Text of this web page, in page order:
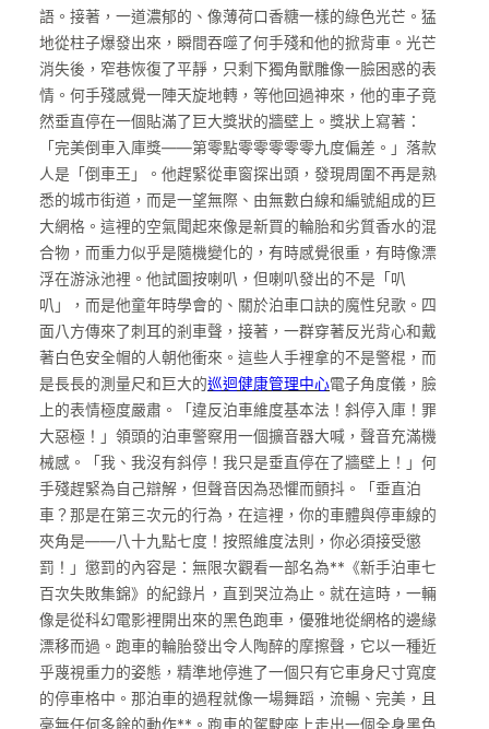
語。接著，一道濃郁的、像薄荷口香糖一樣的綠色光芒。猛
地從柱子爆發出來，瞬間吞噬了何手殘和他的掀背車。光芒
消失後，窄巷恢復了平靜，只剩下獨角獸雕像一臉困惑的表
情。何手殘感覺一陣天旋地轉，等他回過神來，他的車子竟
然垂直停在一個貼滿了巨大獎狀的牆壁上。獎狀上寫著：
「完美倒車入庫獎——第零點零零零零零九度偏差。」落款
人是「倒車王」。他趕緊從車窗探出頭，發現周圍不再是熟
悉的城市街道，而是一望無際、由無數白線和編號組成的巨
大網格。這裡的空氣聞起來像是新買的輪胎和劣質香水的混
合物，而重力似乎是隨機變化的，有時感覺很重，有時像漂
浮在游泳池裡。他試圖按喇叭，但喇叭發出的不是「叭
叭」，而是他童年時學會的、關於泊車口訣的魔性兒歌。四
面八方傳來了刺耳的剎車聲，接著，一群穿著反光背心和戴
著白色安全帽的人朝他衝來。這些人手裡拿的不是警棍，而
是長長的測量尺和巨大的巡迴健康管理中心電子角度儀，臉
上的表情極度嚴肅。「違反泊車維度基本法！斜停入庫！罪
大惡極！」領頭的泊車警察用一個擴音器大喊，聲音充滿機
械感。「我、我沒有斜停！我只是垂直停在了牆壁上！」何
手殘趕緊為自己辯解，但聲音因為恐懼而顫抖。「垂直泊
車？那是在第三次元的行為，在這裡，你的車體與停車線的
夾角是——八十九點七度！按照維度法則，你必須接受懲
罰！」懲罰的內容是：無限次觀看一部名為**《新手泊車七
百次失敗集錦》的紀錄片，直到哭泣為止。就在這時，一輛
像是從科幻電影裡開出來的黑色跑車，優雅地從網格的邊緣
漂移而過。跑車的輪胎發出令人陶醉的摩擦聲，它以一種近
乎蔑視重力的姿態，精準地停進了一個只有它車身尺寸寬度
的停車格中。那泊車的過程就像一場舞蹈，流暢、完美，且
毫無任何多餘的動作**。跑車的駕駛座上走出一個全身黑色